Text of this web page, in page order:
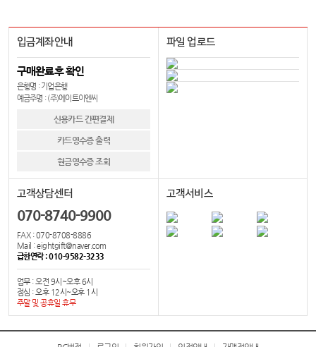
입금계좌안내
구매완료후 확인
은행명 : 기업은행
예금주명 : (주)에이트이엔씨
신용카드 간편결제
카드영수증 출력
현금영수증 조회
파일 업로드
고객상담센터
070-8740-9900
FAX : 070-8708-8886
Mail : eightgift@naver.com
급한연락 : 010-9582-3233
업무 : 오전 9시~오후 6시
점심 : 오후 12시~오후 1시
주말 및 공휴일 휴무
고객서비스